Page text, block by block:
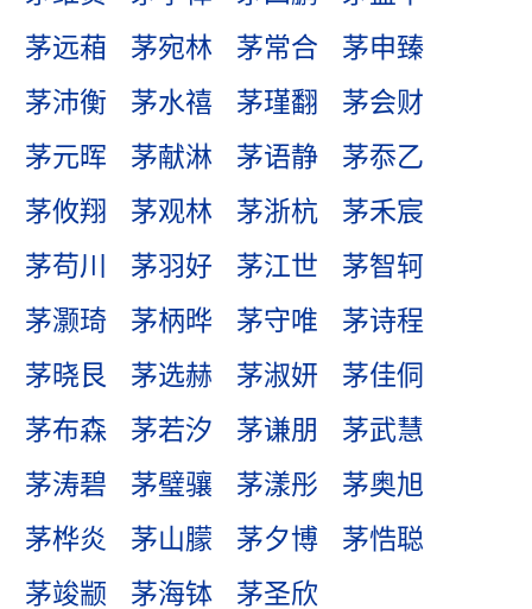
茅远葙
茅宛林 茅常合
茅申臻
茅沛衡
茅水禧 茅瑾翻
茅会财
茅元晖
茅献淋 茅语静
茅忝乙
茅攸翔
茅观林 茅浙杭
茅禾宸
茅苟川
茅羽好 茅江世
茅智轲
茅灏琦
茅柄晔 茅守唯
茅诗程
茅晓艮
茅选赫 茅淑妍
茅佳侗
茅布森
茅若汐 茅谦朋
茅武慧
茅涛碧
茅璧骧 茅漾彤
茅奥旭
茅桦炎
茅山朦 茅夕博
茅悎聪
茅竣颛
茅海钵
茅圣欣